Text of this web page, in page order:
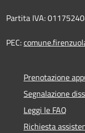
Partita IVA:
PEC:
Prenotazione
Segnalazione
Leggi le FAQ
Richiesta